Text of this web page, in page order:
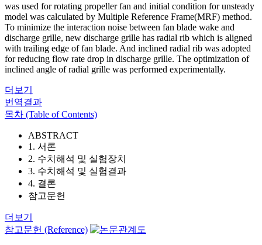
was used for rotating propeller fan and initial condition for unsteady
model was calculated by Multiple Reference Frame(MRF) method.
To minimize the interaction noise between fan blade wake and
discharge grille, new discharge grille has radial rib which is aligned
with trailing edge of fan blade. And inclined radial rib was adopted
for reducing flow rate drop in discharge grille. The optimization of
inclined angle of radial grille was performed experimentally.
더보기
번역결과
목차 (Table of Contents)
ABSTRACT
1. 서론
2. 수치해석 및 실험장치
3. 수치해석 및 실험결과
4. 결론
참고문헌
더보기
참고문헌 (Reference)